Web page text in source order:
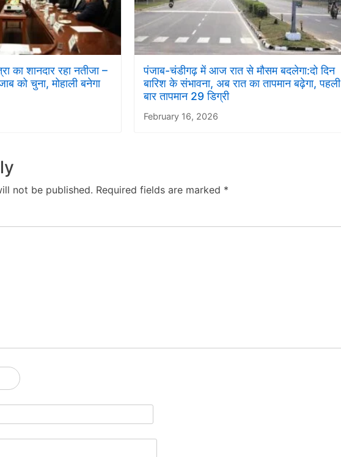
का शानदार रहा नतीजा –
को चुना, मोहाली बनेगा
पंजाब-चंडीगढ़ में आज रात से मौसम बदलेगा:दो दिन
बारिश के संभावना, अब रात का तापमान बढ़ेगा, पहली
बार तापमान 29 डिग्री
February 16, 2026
not be published. Required fields are marked *